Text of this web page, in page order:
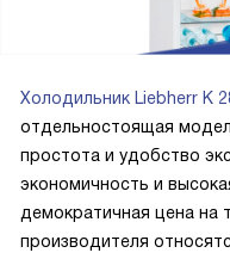
Холодильник Liebherr K
отдельностоящая
простота и удобство
экономичность и
демократичная цена на
производителя